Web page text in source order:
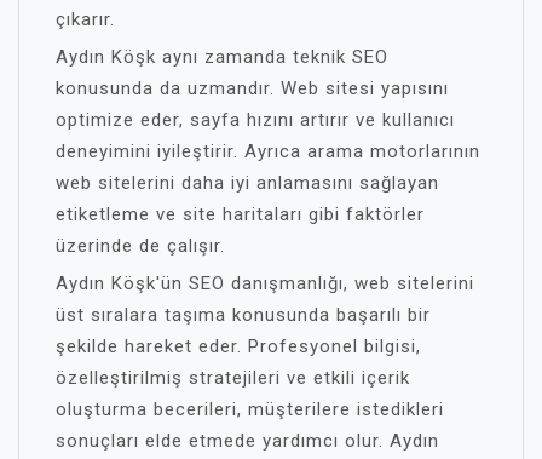
çıkarır.
Aydın Köşk aynı zamanda teknik SEO
konusunda da uzmandır. Web sitesi yapısını
optimize eder, sayfa hızını artırır ve kullanıcı
deneyimini iyileştirir. Ayrıca arama motorlarının
web sitelerini daha iyi anlamasını sağlayan
etiketleme ve site haritaları gibi faktörler
üzerinde de çalışır.
Aydın Köşk'ün SEO danışmanlığı, web sitelerini
üst sıralara taşıma konusunda başarılı bir
şekilde hareket eder. Profesyonel bilgisi,
özelleştirilmiş stratejileri ve etkili içerik
oluşturma becerileri, müşterilere istedikleri
sonuçları elde etmede yardımcı olur. Aydın